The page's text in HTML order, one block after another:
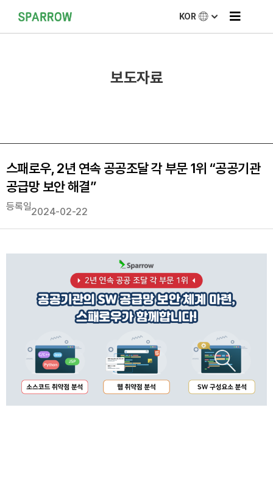
KOR
보도자료
스패로우, 2년 연속 공공조달 각 부문 1위 “공공기관
공급망 보안 해결”
등록일2024-02-22